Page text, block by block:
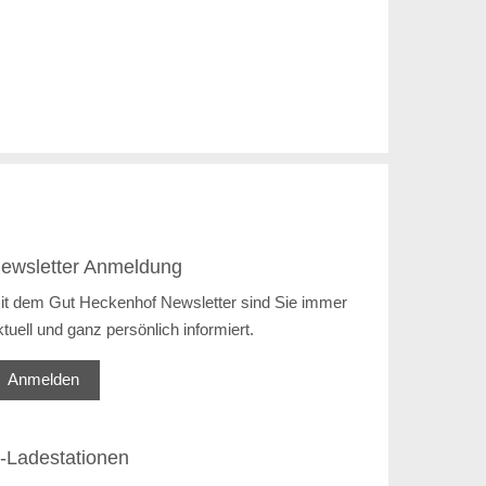
Anmeldung
dem Gut Heckenhof Newsletter sind Sie immer
und ganz persönlich informiert.
Anmelden
Ladestationen